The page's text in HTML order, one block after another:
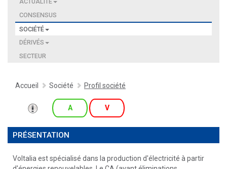
CONSENSUS
SOCIÉTÉ
DÉRIVÉS
SECTEUR
Accueil Société Profil société
A V
PRÉSENTATION
Voltalia est spécialisé dans la production d'électricité à partir